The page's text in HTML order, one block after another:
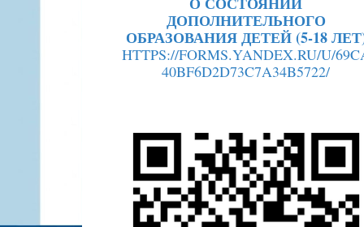
ДОПОЛНИТЕЛЬНОГО
ОБРАЗОВАНИЯ ДЕТЕЙ (5-18
HTTPS://FORMS.YANDEX.RU/U/
40BF6D2D73C7A34B5722/